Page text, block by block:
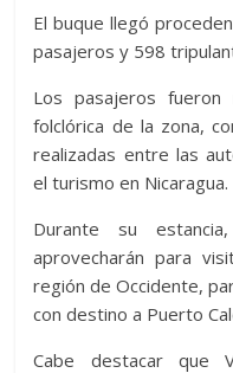
El buque llegó
pasajeros y 598
Los pasajeros
folclórica de la zona,
realizadas entre las
el turismo en Nicaragua.
Durante su
aprovecharán para
región de Occidente,
con destino a Puerto
Cabe destacar que